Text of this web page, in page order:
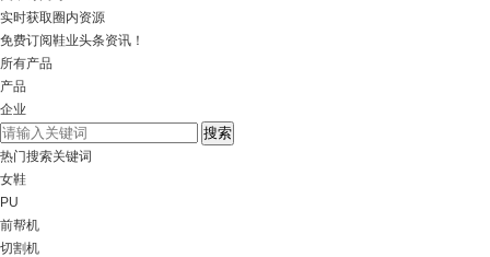
实时获取圈内资源
免费订阅鞋业头条资讯！
所有产品
产品
企业
热门搜索关键词
女鞋
PU
前帮机
切割机